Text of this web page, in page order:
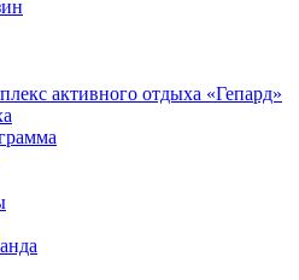
активного отдыха «Гепард»